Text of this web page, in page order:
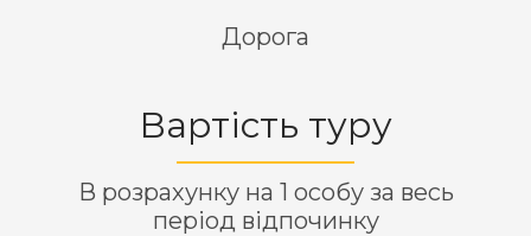
Дорога
Вартість туру
В розрахунку на 1 особу за весь
період відпочинку